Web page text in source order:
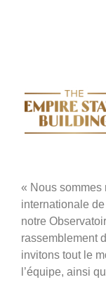
« Nous sommes
internationale
notre
rassemblement
invitons tout le
l’équipe, ainsi